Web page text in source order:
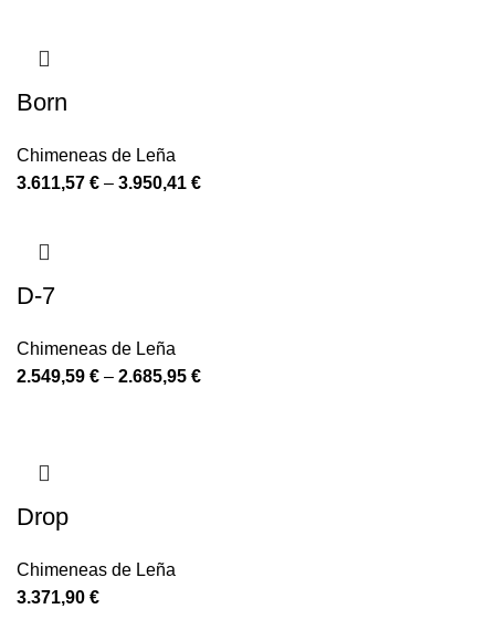
Born
Chimeneas de Leña
3.611,57 € – 3.950,41 €
D-7
Chimeneas de Leña
2.549,59 € – 2.685,95 €
Drop
Chimeneas de Leña
3.371,90 €